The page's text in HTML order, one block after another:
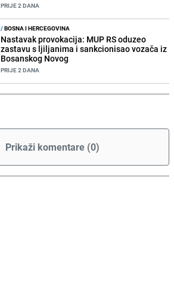
PRIJE 2 DANA
/BOSNA I HERCEGOVINA
Nastavak provokacija: MUP RS oduzeo
zastavu s ljiljanima i sankcionisao vozača iz
Bosanskog Novog
PRIJE 2 DANA
Prikaži komentare (0)